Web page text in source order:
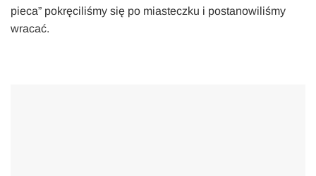
pieca” pokręciliśmy się po miasteczku i postanowiliśmy
wracać.